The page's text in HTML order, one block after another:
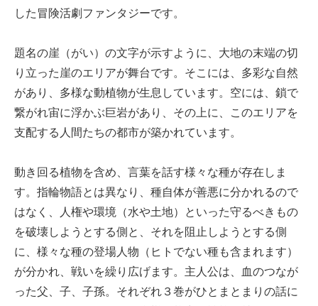
した冒険活劇ファンタジーです。
題名の崖（がい）の文字が示すように、大地の末端の切
り立った崖のエリアが舞台です。そこには、多彩な自然
があり、多様な動植物が生息しています。空には、鎖で
繋がれ宙に浮かぶ巨岩があり、その上に、このエリアを
支配する人間たちの都市が築かれています。
動き回る植物を含め、言葉を話す様々な種が存在しま
す。指輪物語とは異なり、種自体が善悪に分かれるので
はなく、人権や環境（水や土地）といった守るべきもの
を破壊しようとする側と、それを阻止しようとする側
に、様々な種の登場人物（ヒトでない種も含まれます）
が分かれ、戦いを繰り広げます。主人公は、血のつなが
った父、子、子孫。それぞれ３巻がひとまとまりの話に